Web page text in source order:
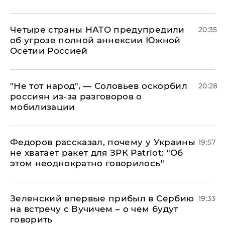
Четыре страны НАТО предупредили
об угрозе полной аннексии Южной
Осетии Россией
20:35
​"Не тот народ", — Соловьев оскорбил
россиян из-за разговоров о
мобилизации
20:28
Федоров рассказал, почему у Украины
не хватает ракет для ЗРК Patriot: "Об
этом неоднократно говорилось"
19:57
Зеленский впервые прибыл в Сербию
на встречу с Вучичем – о чем будут
говорить
19:33